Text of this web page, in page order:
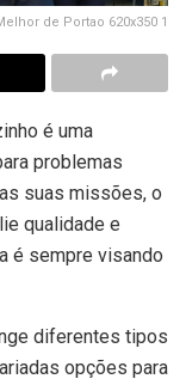
de Portao 620x350 1
é uma
problemas
suas missões, o
qualidade e
é sempre visando
diferentes tipos
opções para